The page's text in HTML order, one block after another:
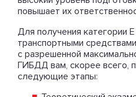
повышает их
Для получения категории
транспортными
с разрешенной
ГИБДД вам, скорее всего,
следующие этапы: